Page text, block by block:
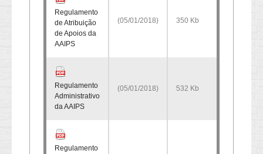
Regulamento
de Atribuição
de Apoios da
AAIPS
(05/01/2018) 350 Kb
Regulamento
Administrativo
da AAIPS
(05/01/2018) 532 Kb
Regulamento